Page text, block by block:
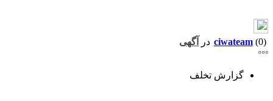
ciwateam (0) در آگهی
گزارش تخلف